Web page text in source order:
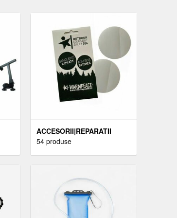
ACCESORII|REPARATII
ECHIPAMENT
54 produse